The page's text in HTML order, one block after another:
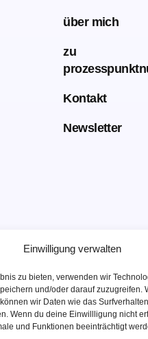
Einwilligung verwalten
zu bieten, verwenden wir
und/oder darauf zuzugreifen.
wir Daten wie das
Wenn du deine Einwillligung nicht
und Funktionen beeinträchtigt
über mich
zu
Kontakt
Newsletter